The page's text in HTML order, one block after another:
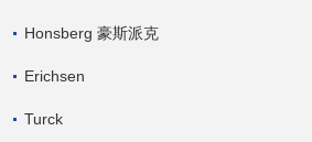
Honsberg 豪斯派克
Erichsen
Turck